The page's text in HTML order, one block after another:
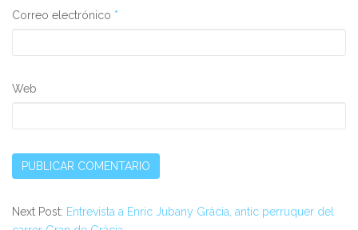
Correo electrónico *
Web
Next Post: Entrevista a Enric Jubany Gràcia, antic perruquer del